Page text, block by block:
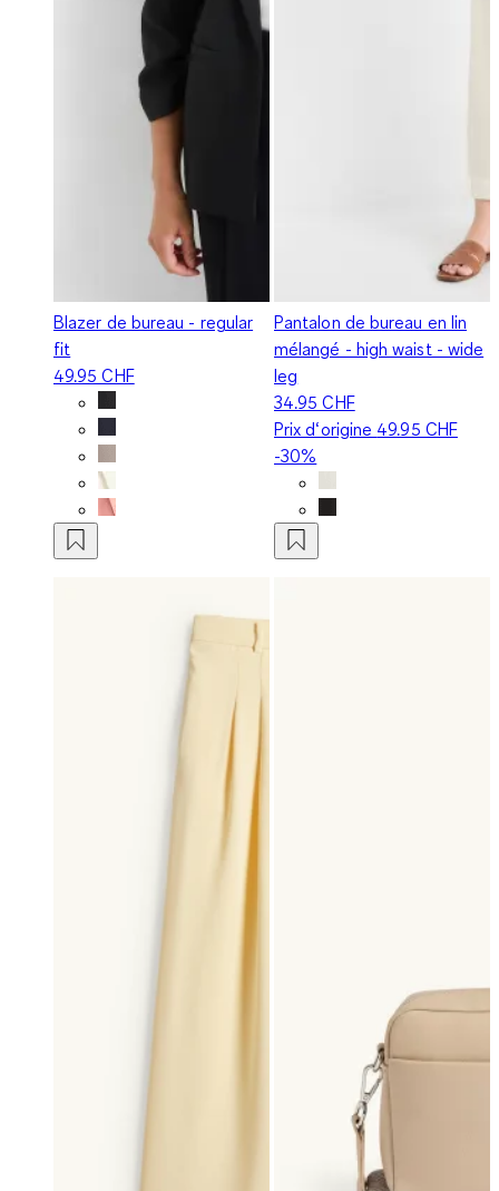
Blazer de bureau - regular
fit
49.95 CHF
Pantalon de bureau en lin
mélangé - high waist - wide
leg
34.95 CHF
Prix d‘origine 49.95 CHF
-30%